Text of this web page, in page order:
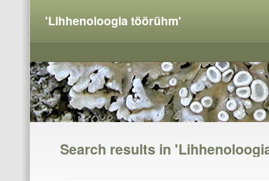
'Lihhenoloogia töörühm'
Search results in